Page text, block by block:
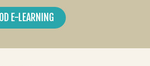
E-LEARNING